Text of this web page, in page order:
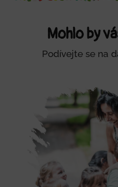
Mohlo by
Podívejte se na